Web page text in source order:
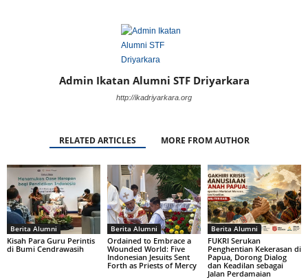
Admin Ikatan Alumni STF Driyarkara
http://ikadriyarkara.org
RELATED ARTICLES MORE FROM AUTHOR
Berita Alumni
Kisah Para Guru Perintis
di Bumi Cendrawasih
Berita Alumni
Ordained to Embrace a
Wounded World: Five
Indonesian Jesuits Sent
Forth as Priests of Mercy
Berita Alumni
FUKRI Serukan
Penghentian Kekerasan di
Papua, Dorong Dialog
dan Keadilan sebagai
Jalan Perdamaian